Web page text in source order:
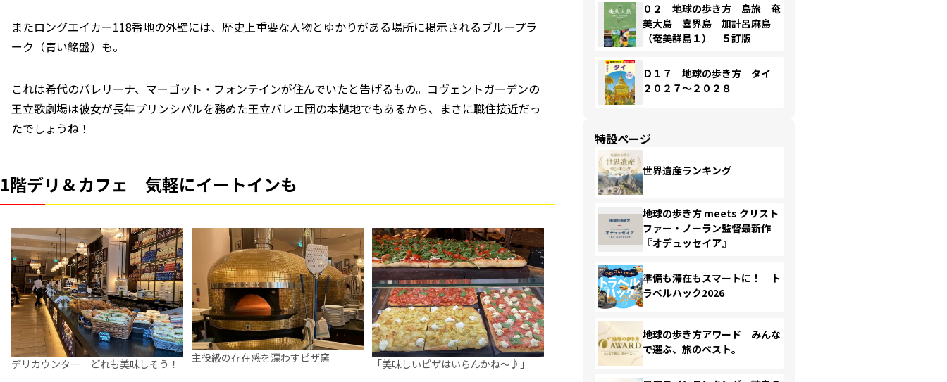
またロングエイカー118番地の外壁には、歴史上重要な人物とゆかりがある場所に掲示されるブループラ
ーク（青い銘盤）も。
これは希代のバレリーナ、マーゴット・フォンテインが住んでいたと告げるもの。コヴェントガーデンの
王立歌劇場は彼女が長年プリンシパルを務めた王立バレエ団の本拠地でもあるから、まさに職住接近だっ
たでしょうね！
1階デリ＆カフェ 気軽にイートインも
デリカウンター どれも美味しそう！ 主役級の存在感を漂わすピザ窯 「美味しいピザはいらんかね～♪」
０２ 地球の歩き方 島旅 奄
美大島 喜界島 加計呂麻島
（奄美群島１） ５訂版
Ｄ１７ 地球の歩き方 タイ
２０２７～２０２８
特設ページ
世界遺産ランキング
地球の歩き方 meets クリスト
ファー・ノーラン監督最新作
『オデュッセイア』
準備も滞在もスマートに！ ト
ラベルハック2026
地球の歩き方アワード みんな
で選ぶ、旅のベスト。